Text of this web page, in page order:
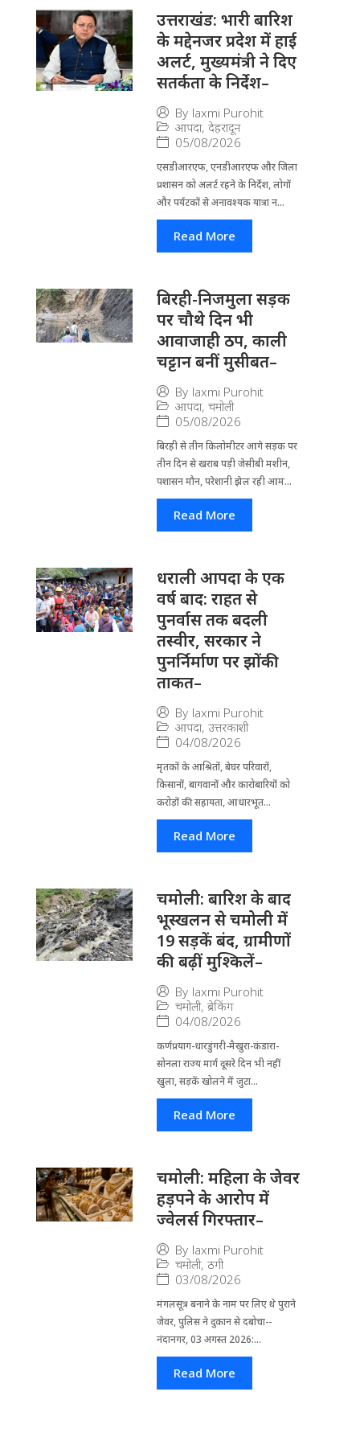
उत्तराखंड: भारी बारिश
के मद्देनजर प्रदेश में हाई
अलर्ट, मुख्यमंत्री ने दिए
सतर्कता के निर्देश–
By laxmi Purohit
आपदा, देहरादून
05/08/2026
एसडीआरएफ, एनडीआरएफ और जिला
प्रशासन को अलर्ट रहने के निर्देश, लोगों
और पर्यटकों से अनावश्यक यात्रा न...
Read More
बिरही-निजमुला सड़क
पर चौथे दिन भी
आवाजाही ठप, काली
चट्टान बनीं मुसीबत–
By laxmi Purohit
आपदा, चमोली
05/08/2026
बिरही से तीन किलोमीटर आगे सड़क पर
तीन दिन से खराब पड़ी जेसीबी मशीन,
पशासन मौन, परेशानी झेल रही आम...
Read More
धराली आपदा के एक
वर्ष बाद: राहत से
पुनर्वास तक बदली
तस्वीर, सरकार ने
पुनर्निर्माण पर झोंकी
ताकत–
By laxmi Purohit
आपदा, उत्तरकाशी
04/08/2026
मृतकों के आश्रितों, बेघर परिवारों,
किसानों, बागवानों और कारोबारियों को
करोड़ों की सहायता, आधारभूत...
Read More
चमोली: बारिश के बाद
भूस्खलन से चमोली में
19 सड़कें बंद, ग्रामीणों
की बढ़ीं मुश्किलें–
By laxmi Purohit
चमोली, ब्रेकिंग
04/08/2026
कर्णप्रयाग-धारडुंगरी-मैखुरा-कंडारा-
सोनला राज्य मार्ग दूसरे दिन भी नहीं
खुला, सड़कें खोलने में जुटा...
Read More
चमोली: महिला के जेवर
हड़पने के आरोप में
ज्वेलर्स गिरफ्तार–
By laxmi Purohit
चमोली, ठगी
03/08/2026
मंगलसूत्र बनाने के नाम पर लिए थे पुराने
जेवर, पुलिस ने दुकान से दबोचा--
नंदानगर, 03 अगस्त 2026:...
Read More